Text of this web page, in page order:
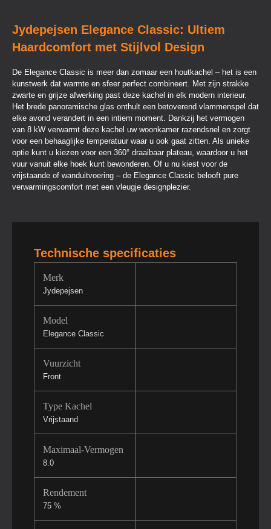
Jydepejsen Elegance Classic: Ultiem
Haardcomfort met Stijlvol Design
De Elegance Classic is meer dan zomaar een houtkachel – het is een
kunstwerk dat warmte en sfeer perfect combineert. Met zijn strakke
zwarte en grijze afwerking past deze kachel in elk modern interieur.
Het brede panoramische glas onthult een betoverend vlammenspel dat
elke avond verandert in een intiem moment. Dankzij het vermogen
van 8 kW verwarmt deze kachel uw woonkamer razendsnel en zorgt
voor een behaaglijke temperatuur waar u ook gaat zitten. Als unieke
optie kunt u kiezen voor een 360° draaibaar plateau, waardoor u het
vuur vanuit elke hoek kunt bewonderen. Of u nu kiest voor de
vrijstaande of wanduitvoering – de Elegance Classic belooft pure
verwarmingscomfort met een vleugje designplezier.
Technische specificaties
Merk
Jydepejsen
Model
Elegance Classic
Vuurzicht
Front
Type Kachel
Vrijstaand
Maximaal-Vermogen
8.0
Rendement
75 %